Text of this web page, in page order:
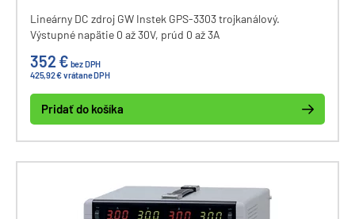
Lineárny DC zdroj GW Instek GPS-3303 trojkanálový.
Výstupné napätie 0 až 30V, prúd 0 až 3A
352 € bez DPH
425,92 € vrátane DPH
Pridať do košíka